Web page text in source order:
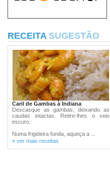
RECEITA SUGESTÃO
Caril de Gambas à Indiana
Descasque as gambas, deixando as
caudas intactas. Retire-lhes o veio
escuro.
Numa frigideira funda, aqueça a ...
» ver mais receitas